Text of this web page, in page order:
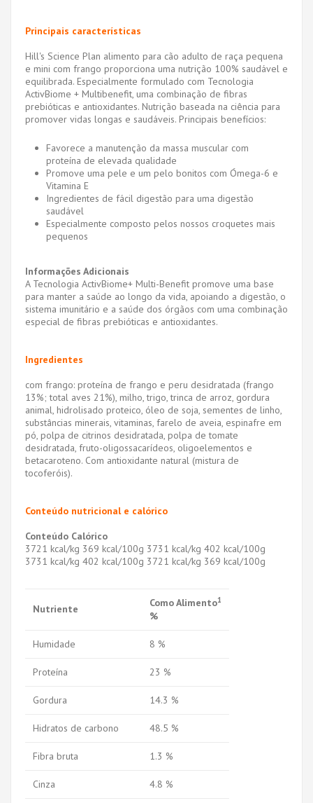
Principais características
Hill's Science Plan alimento para cão adulto de raça pequena
e mini com frango proporciona uma nutrição 100% saudável e
equilibrada. Especialmente formulado com Tecnologia
ActivBiome + Multibenefit, uma combinação de fibras
prebióticas e antioxidantes. Nutrição baseada na ciência para
promover vidas longas e saudáveis. Principais benefícios:
Favorece a manutenção da massa muscular com
proteína de elevada qualidade
Promove uma pele e um pelo bonitos com Ómega-6 e
Vitamina E
Ingredientes de fácil digestão para uma digestão
saudável
Especialmente composto pelos nossos croquetes mais
pequenos
Informações Adicionais
A Tecnologia ActivBiome+ Multi-Benefit promove uma base
para manter a saúde ao longo da vida, apoiando a digestão, o
sistema imunitário e a saúde dos órgãos com uma combinação
especial de fibras prebióticas e antioxidantes.
Ingredientes
com frango: proteína de frango e peru desidratada (frango
13%; total aves 21%), milho, trigo, trinca de arroz, gordura
animal, hidrolisado proteico, óleo de soja, sementes de linho,
substâncias minerais, vitaminas, farelo de aveia, espinafre em
pó, polpa de citrinos desidratada, polpa de tomate
desidratada, fruto-oligossacarídeos, oligoelementos e
betacaroteno. Com antioxidante natural (mistura de
tocoferóis).
Conteúdo nutricional e calórico
Conteúdo Calórico
3721 kcal/kg 369 kcal/100g 3731 kcal/kg 402 kcal/100g
3731 kcal/kg 402 kcal/100g 3721 kcal/kg 369 kcal/100g
Nutriente Como Alimento1
%
Humidade 8 %
Proteína 23 %
Gordura 14.3 %
Hidratos de carbono 48.5 %
Fibra bruta 1.3 %
Cinza 4.8 %